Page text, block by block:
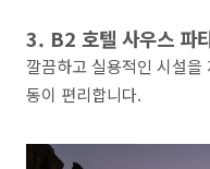
3. B2 호텔 사우스 파
깔끔하고 실용적인 시설
동이 편리합니다.